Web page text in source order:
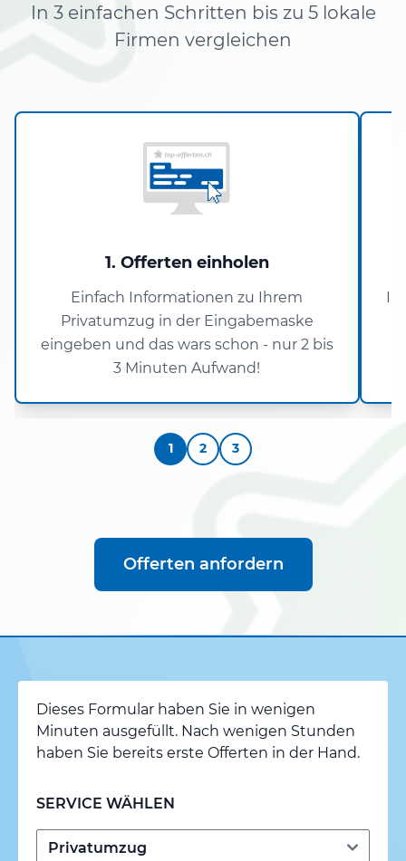
In 3 einfachen Schritten bis zu 5 lokale
Firmen vergleichen
1. Offerten einholen
Einfach Informationen zu Ihrem
Privatumzug in der Eingabemaske
eingeben und das wars schon - nur 2 bis
3 Minuten Aufwand!
1 2 3
Offerten anfordern
Dieses Formular haben Sie in wenigen
Minuten ausgefüllt. Nach wenigen Stunden
haben Sie bereits erste Offerten in der Hand.
SERVICE WÄHLEN